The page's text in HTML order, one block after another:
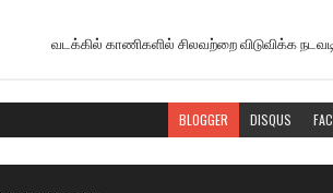
வடக்கில் காணிகளில் சிலவற்றை விடுவிக்க
BLOGGER DISQUS